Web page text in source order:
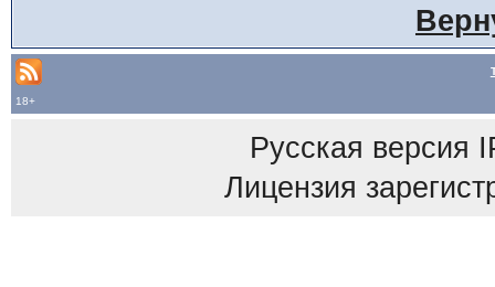
18+
Русская версия
Лицензия